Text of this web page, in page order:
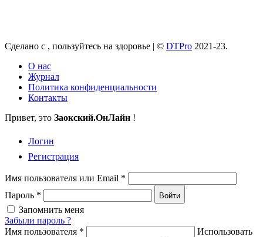
Сделано с , пользуйтесь на здоровье | © DTPro 2021-23.
О нас
Журнал
Политика конфиденциальности
Контакты
Привет, это Заокский.ОнЛайн !
Логин
Регистрация
Имя пользователя или Email *
Пароль * Войти
Запомнить меня
Забыли пароль ?
Имя пользователя *
Использовать